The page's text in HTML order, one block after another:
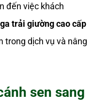
đến việc khách
ga trải giường cao cấp
trong dịch vụ và nâng
sen sang